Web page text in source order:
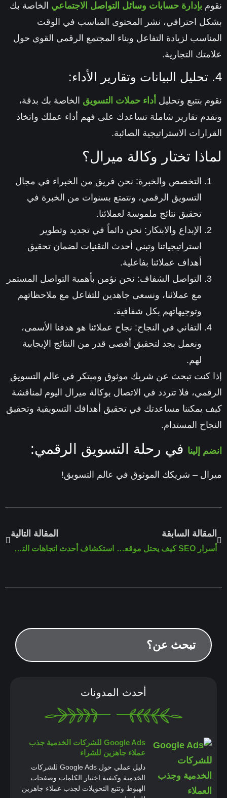
نقومبإدارة حسابات وسائل التواصل الاجتماعي الخاصة بك
بشكل احترافي، نشر المحتوى المناسب في الوقت
المناسب لزيادة التفاعل وبناء المجتمع الرقمي القوي حول
علامتك التجارية.
4. تحليل البيانات وتقارير الأداء:
نقوم بتتبع وتحليل أداء حملات التسويقالخاصة بك بدقة،
ونقدم تقارير شاملة تساعدك على فهم أداء عملك واتخاذ
القرارات الاستراتيجية الصائبة.
لماذا تختار وكالة ميرال؟
التخصص والخبرة:نحن فريق من الخبراء في مجال
التسويق الرقمي، ونتمتع بسنوات من الخبرة في
تحقيق نتائج ملموسة لعملائنا.
الإبداع والابتكار: نحن دائماً في تجديد وتطوير
استراتيجياتنا وتبني أحدث التقنيات لضمان تحقيق
أهداف عملائنا بفاعلية.
التواصل الشفاف:نحن نؤمن بأهمية التواصل المستمر
مع عملائنا، ونسعى جاهدين للتفاعل مع ملاحظاتهم
وتوجيهاتهم بكل شفافية.
التفاني في النجاح:نجاح عملائنا هو هدفنا الأسمى،
ونعمل بجد لتحقيق أقصى قدر من النتائج الإيجابية
لهم.
إذا كنت تبحث عن شريك موثوق ومبتكر في عالم التسويق
الرقمي، فلا تتردد في الاتصال بوكالة ميرال اليوم لمناقشة
كيف يمكننا مساعدتك في تحقيق أهدافك التسويقية وتحقيق
النجاح المستدام.
انضم إلينافي رحلة التسويق الرقمي:
ميرال – شريكك الموثوق في عالم التسويق!
المقالة السابقة
أسرار SEO كيف يحتل موقعك الصدارة في نتائج البحث
المقالة التالية
استكشاف أحدث اتجاهات التسويق الرقمي مع وكالة ميرال
أحدث المدونات
Google Ads للشركات الخدمية جذب
عملاء جاهزين للشراء
دليل عملي حول Google Ads للشركات
الخدمية وكيفية اختيار الكلمات وصفحات
الهبوط وتتبع التحويلات لجذب عملاء جاهزين